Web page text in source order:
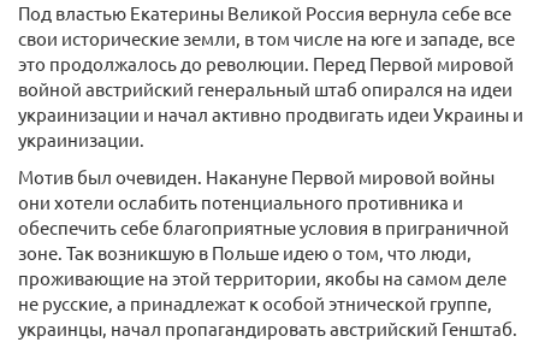
Под властью Екатерины Великой Россия вернула себе все
свои исторические земли, в том числе на юге и западе, все
это продолжалось до революции. Перед Первой мировой
войной австрийский генеральный штаб опирался на идеи
украинизации и начал активно продвигать идеи Украины и
украинизации.
Мотив был очевиден. Накануне Первой мировой войны
они хотели ослабить потенциального противника и
обеспечить себе благоприятные условия в приграничной
зоне. Так возникшую в Польше идею о том, что люди,
проживающие на этой территории, якобы на самом деле
не русские, а принадлежат к особой этнической группе,
украинцы, начал пропагандировать австрийский Генштаб.